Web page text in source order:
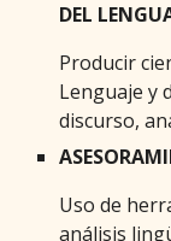
DEL
Producir
Lenguaje y
discurso,
Uso de
análisis